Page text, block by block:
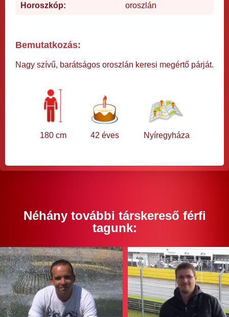
Horoszkóp: oroszlán
Bemutatkozás:
Nagy szívű, barátságos oroszlán keresi megértő párját.
180 cm 42 éves Nyíregyháza
Néhány további társkereső férfi
tagunk: